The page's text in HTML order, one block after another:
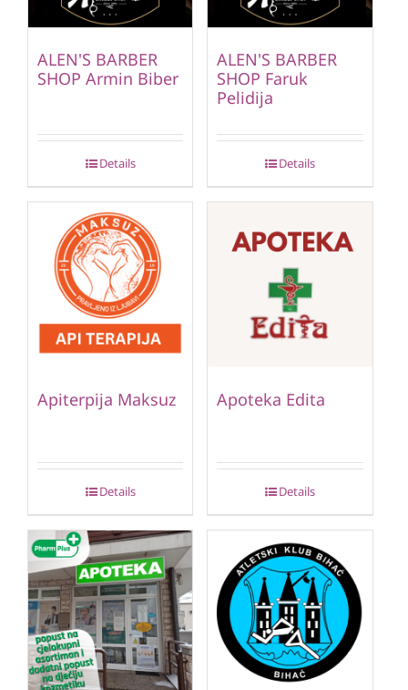
ALEN'S BARBER
SHOP Armin Biber
Details
ALEN'S BARBER
SHOP Faruk
Pelidija
Details
Apiterpija Maksuz
Details
Apoteka Edita
Details